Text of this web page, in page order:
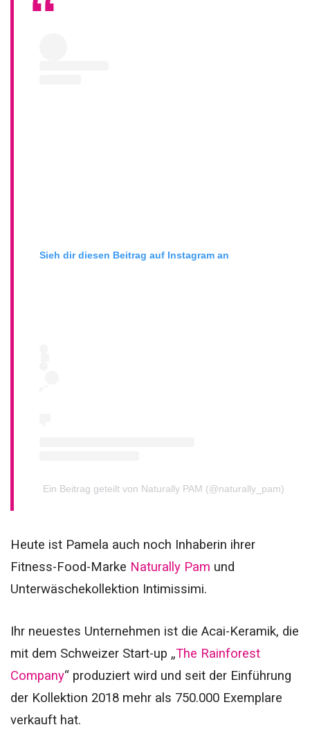
Sieh dir diesen Beitrag auf Instagram an
Ein Beitrag geteilt von Naturally PAM (@naturally_pam)
Heute ist Pamela auch noch Inhaberin ihrer
Fitness-Food-Marke Naturally Pam und
Unterwäschekollektion Intimissimi.
Ihr neuestes Unternehmen ist die Acai-Keramik, die
mit dem Schweizer Start-up „The Rainforest
Company“ produziert wird und seit der Einführung
der Kollektion 2018 mehr als 750.000 Exemplare
verkauft hat.